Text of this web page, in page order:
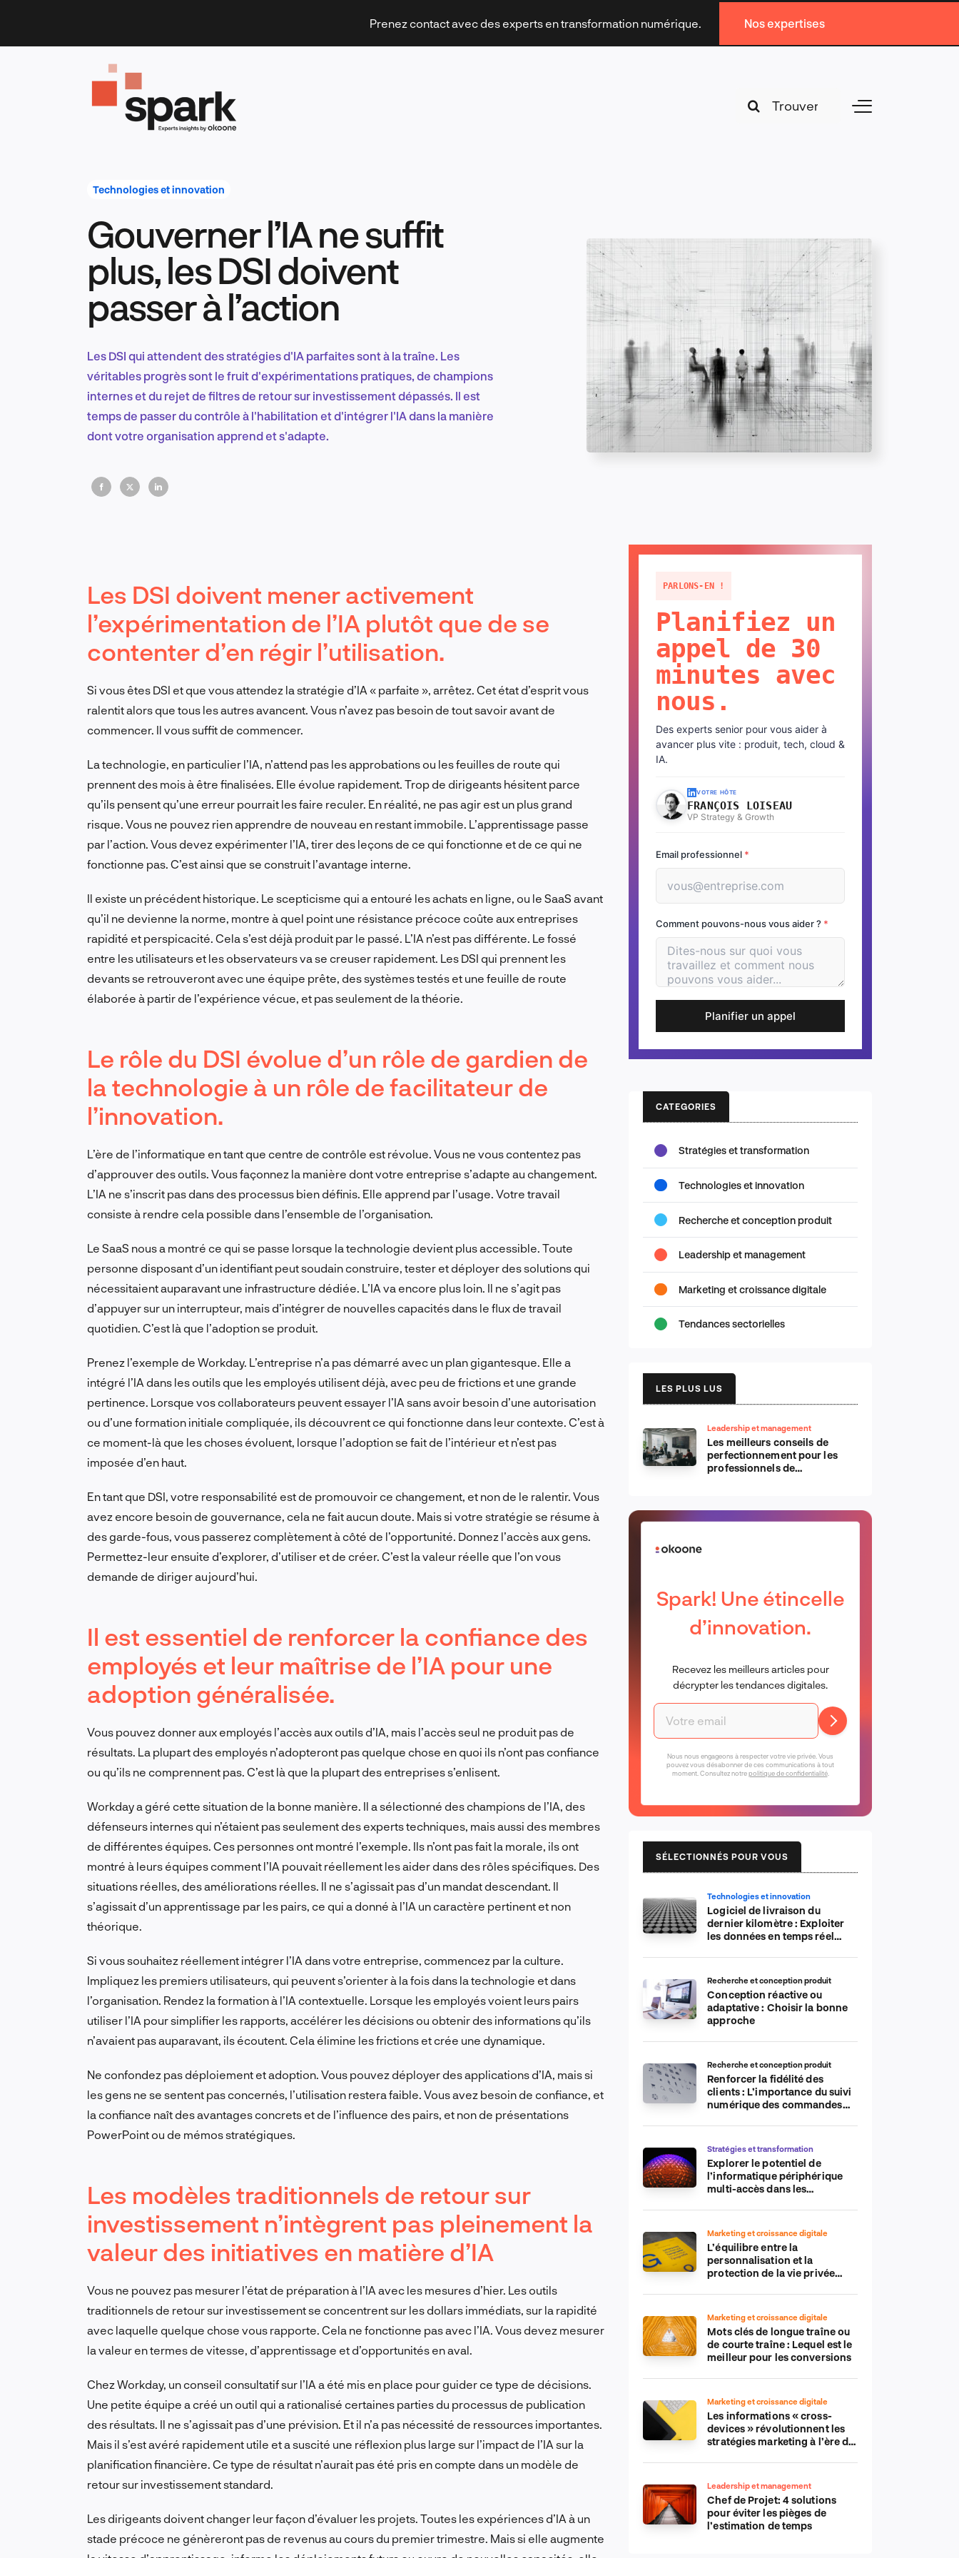
content
Prenez contact avec des experts en transformation numérique. Nos expertises
Toggle
Technologies et innovation
Marketing et croissance digitale
EN
Technologies et innovation
Gouverner l’IA ne suffit
plus, les DSI doivent
passer à l’action
Les DSI qui attendent des stratégies d'IA parfaites sont à la traîne. Les
véritables progrès sont le fruit d'expérimentations pratiques, de champions
internes et du rejet de filtres de retour sur investissement dépassés. Il est
temps de passer du contrôle à l'habilitation et d'intégrer l'IA dans la manière
dont votre organisation apprend et s'adapte.
Les DSI doivent mener activement
l’expérimentation de l’IA plutôt que de se
contenter d’en régir l’utilisation.
Si vous êtes DSI et que vous attendez la stratégie d’IA « parfaite », arrêtez. Cet état d’esprit vous
ralentit alors que tous les autres avancent. Vous n’avez pas besoin de tout savoir avant de
commencer. Il vous suffit de commencer.
La technologie, en particulier l’IA, n’attend pas les approbations ou les feuilles de route qui
prennent des mois à être finalisées. Elle évolue rapidement. Trop de dirigeants hésitent parce
qu’ils pensent qu’une erreur pourrait les faire reculer. En réalité, ne pas agir est un plus grand
risque. Vous ne pouvez rien apprendre de nouveau en restant immobile. L’apprentissage passe
par l’action. Vous devez expérimenter l’IA, tirer des leçons de ce qui fonctionne et de ce qui ne
fonctionne pas. C’est ainsi que se construit l’avantage interne.
Il existe un précédent historique. Le scepticisme qui a entouré les achats en ligne, ou le SaaS avant
qu’il ne devienne la norme, montre à quel point une résistance précoce coûte aux entreprises
rapidité et perspicacité. Cela s’est déjà produit par le passé. L’IA n’est pas différente. Le fossé
entre les utilisateurs et les observateurs va se creuser rapidement. Les DSI qui prennent les
devants se retrouveront avec une équipe prête, des systèmes testés et une feuille de route
élaborée à partir de l’expérience vécue, et pas seulement de la théorie.
Le rôle du DSI évolue d’un rôle de gardien de
la technologie à un rôle de facilitateur de
l’innovation.
L’ère de l’informatique en tant que centre de contrôle est révolue. Vous ne vous contentez pas
d’approuver des outils. Vous façonnez la manière dont votre entreprise s’adapte au changement.
L’IA ne s’inscrit pas dans des processus bien définis. Elle apprend par l’usage. Votre travail
consiste à rendre cela possible dans l’ensemble de l’organisation.
Le SaaS nous a montré ce qui se passe lorsque la technologie devient plus accessible. Toute
personne disposant d’un identifiant peut soudain construire, tester et déployer des solutions qui
nécessitaient auparavant une infrastructure dédiée. L’IA va encore plus loin. Il ne s’agit pas
d’appuyer sur un interrupteur, mais d’intégrer de nouvelles capacités dans le flux de travail
quotidien. C’est là que l’adoption se produit.
Prenez l’exemple de Workday. L’entreprise n’a pas démarré avec un plan gigantesque. Elle a
intégré l’IA dans les outils que les employés utilisent déjà, avec peu de frictions et une grande
pertinence. Lorsque vos collaborateurs peuvent essayer l’IA sans avoir besoin d’une autorisation
ou d’une formation initiale compliquée, ils découvrent ce qui fonctionne dans leur contexte. C’est à
ce moment-là que les choses évoluent, lorsque l’adoption se fait de l’intérieur et n’est pas
imposée d’en haut.
En tant que DSI, votre responsabilité est de promouvoir ce changement, et non de le ralentir. Vous
avez encore besoin de gouvernance, cela ne fait aucun doute. Mais si votre stratégie se résume à
des garde-fous, vous passerez complètement à côté de l’opportunité. Donnez l’accès aux gens.
Permettez-leur ensuite d’explorer, d’utiliser et de créer. C’est la valeur réelle que l’on vous
demande de diriger aujourd’hui.
Il est essentiel de renforcer la confiance des
employés et leur maîtrise de l’IA pour une
adoption généralisée.
Vous pouvez donner aux employés l’accès aux outils d’IA, mais l’accès seul ne produit pas de
résultats. La plupart des employés n’adopteront pas quelque chose en quoi ils n’ont pas confiance
ou qu’ils ne comprennent pas. C’est là que la plupart des entreprises s’enlisent.
Workday a géré cette situation de la bonne manière. Il a sélectionné des champions de l’IA, des
défenseurs internes qui n’étaient pas seulement des experts techniques, mais aussi des membres
de différentes équipes. Ces personnes ont montré l’exemple. Ils n’ont pas fait la morale, ils ont
montré à leurs équipes comment l’IA pouvait réellement les aider dans des rôles spécifiques. Des
situations réelles, des améliorations réelles. Il ne s’agissait pas d’un mandat descendant. Il
s’agissait d’un apprentissage par les pairs, ce qui a donné à l’IA un caractère pertinent et non
théorique.
Si vous souhaitez réellement intégrer l’IA dans votre entreprise, commencez par la culture.
Impliquez les premiers utilisateurs, qui peuvent s’orienter à la fois dans la technologie et dans
l’organisation. Rendez la formation à l’IA contextuelle. Lorsque les employés voient leurs pairs
utiliser l’IA pour simplifier les rapports, accélérer les décisions ou obtenir des informations qu’ils
n’avaient pas auparavant, ils écoutent. Cela élimine les frictions et crée une dynamique.
Ne confondez pas déploiement et adoption. Vous pouvez déployer des applications d’IA, mais si
les gens ne se sentent pas concernés, l’utilisation restera faible. Vous avez besoin de confiance, et
la confiance naît des avantages concrets et de l’influence des pairs, et non de présentations
PowerPoint ou de mémos stratégiques.
Les modèles traditionnels de retour sur
investissement n’intègrent pas pleinement la
valeur des initiatives en matière d’IA
Vous ne pouvez pas mesurer l’état de préparation à l’IA avec les mesures d’hier. Les outils
traditionnels de retour sur investissement se concentrent sur les dollars immédiats, sur la rapidité
avec laquelle quelque chose vous rapporte. Cela ne fonctionne pas avec l’IA. Vous devez mesurer
la valeur en termes de vitesse, d’apprentissage et d’opportunités en aval.
Chez Workday, un conseil consultatif sur l’IA a été mis en place pour guider ce type de décisions.
Une petite équipe a créé un outil qui a rationalisé certaines parties du processus de publication
des résultats. Il ne s’agissait pas d’une prévision. Et il n’a pas nécessité de ressources importantes.
Mais il s’est avéré rapidement utile et a suscité une réflexion plus large sur l’impact de l’IA sur la
planification financière. Ce type de résultat n’aurait pas été pris en compte dans un modèle de
retour sur investissement standard.
Les dirigeants doivent changer leur façon d’évaluer les projets. Toutes les expériences d’IA à un
stade précoce ne génèreront pas de revenus au cours du premier trimestre. Mais si elle augmente
PARLONS-EN !
Planifiez un
appel de 30
minutes avec
nous.
Des experts senior pour vous aider à
avancer plus vite : produit, tech, cloud &
IA.
VOTRE HÔTE
FRANÇOIS LOISEAU
VP Strategy & Growth
Email professionnel *
Comment pouvons-nous vous aider ? *
Planifier un appel
CATEGORIES
Stratégies et transformation
Technologies et innovation
Recherche et conception produit
Leadership et management
Marketing et croissance digitale
Tendances sectorielles
LES PLUS LUS
Leadership et management
Les meilleurs conseils de
perfectionnement pour les
professionnels de
Spark! Une étincelle
d’innovation.
Recevez les meilleurs articles pour
décrypter les tendances digitales.
Nous nous engageons à respecter votre vie privée. Vous
pouvez vous désabonner de ces communications à tout
moment. Consultez notrepolitique de confidentialité.
SÉLECTIONNÉS POUR VOUS
Technologies et innovation
Logiciel de livraison du
dernier kilomètre : Exploiter
les données en temps réel
Recherche et conception produit
Conception réactive ou
adaptative : Choisir la bonne
approche
Recherche et conception produit
Renforcer la fidélité des
clients : L’importance du suivi
numérique des commandes
commerce électronique
Stratégies et transformation
Explorer le potentiel de
l’informatique périphérique
multi-accès dans les
Marketing et croissance digitale
L’équilibre entre la
personnalisation et la
protection de la vie privée
Marketing et croissance digitale
Mots clés de longue traîne ou
de courte traîne : Lequel est le
meilleur pour les conversions
Marketing et croissance digitale
Les informations « cross-
devices » révolutionnent les
stratégies marketing à l’ère du
Leadership et management
Chef de Projet: 4 solutions
pour éviter les pièges de
l’estimation de temps